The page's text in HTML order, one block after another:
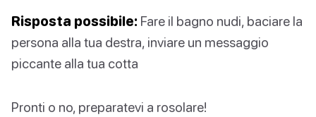
Risposta possibile: Fare il bagno nudi, baciare la
persona alla tua destra, inviare un messaggio
piccante alla tua cotta
Pronti o no, preparatevi a rosolare!